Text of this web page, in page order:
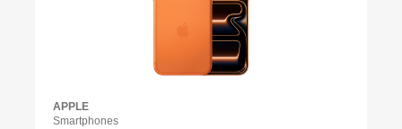
APPLE
Smartphones